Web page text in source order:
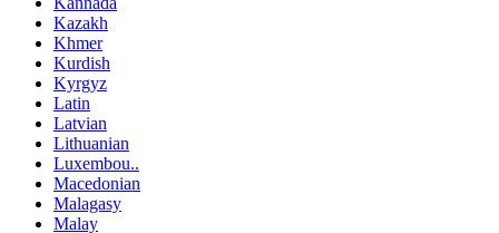
Kazakh
Khmer
Kurdish
Kyrgyz
Latin
Latvian
Lithuanian
Luxembou..
Macedonian
Malagasy
Malay